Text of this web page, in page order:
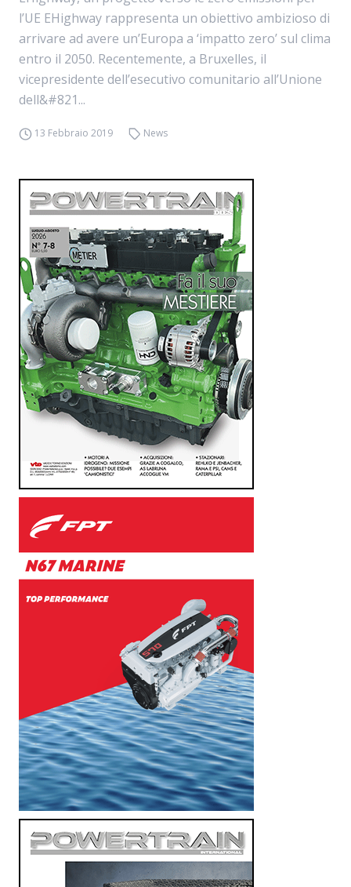
l’UE EHighway rappresenta un obiettivo ambizioso di
arrivare ad avere un’Europa a ‘impatto zero’ sul clima
entro il 2050. Recentemente, a Bruxelles, il
vicepresidente dell’esecutivo comunitario all’Unione
dell&#821...
13 Febbraio 2019 News